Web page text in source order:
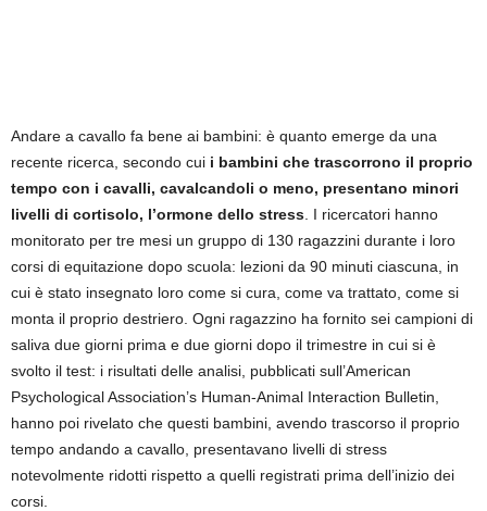
Andare a cavallo fa bene ai bambini: è quanto emerge da una
recente ricerca, secondo cui i bambini che trascorrono il proprio
tempo con i cavalli, cavalcandoli o meno, presentano minori
livelli di cortisolo, l’ormone dello stress . I ricercatori hanno
monitorato per tre mesi un gruppo di 130 ragazzini durante i loro
corsi di equitazione dopo scuola: lezioni da 90 minuti ciascuna, in
cui è stato insegnato loro come si cura, come va trattato, come si
monta il proprio destriero. Ogni ragazzino ha fornito sei campioni di
saliva due giorni prima e due giorni dopo il trimestre in cui si è
svolto il test: i risultati delle analisi, pubblicati sull’American
Psychological Association’s Human-Animal Interaction Bulletin,
hanno poi rivelato che questi bambini, avendo trascorso il proprio
tempo andando a cavallo, presentavano livelli di stress
notevolmente ridotti rispetto a quelli registrati prima dell’inizio dei
corsi.